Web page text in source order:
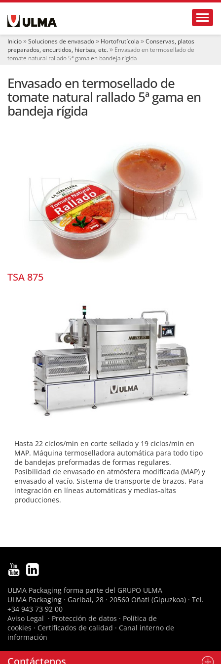
e Inicio Soluciones de envasado Hortofrutícola
Conservas, platos
preparados, encurtidos, hierbas, etc.
Envasado en termosellado de
tomate natural rallado 5ª gama en bandeja rígida
Envasado en termosellado de
tomate natural rallado 5ª gama en
bandeja rígida
TSA 875
Hasta 22 ciclos/min en corte sellado y 19 ciclos/min en
MAP. Máquina termoselladora automática para todo tipo
de bandejas preformadas de formas regulares.
Posibilidad de envasado en atmósfera modificada (MAP) y
envasado al vacío. Sistema de transporte de brazos. Para
integración en líneas automáticas y medias-altas
producciones.
Contáctenos
ULMA Packaging forma parte del GRUPO ULMA
ULMA Packaging · Garibai, 28 · 20560 Oñati (Gipuzkoa) · Tel.
+34 943 73 92 00
Aviso Legal · Protección de datos · Política de
cookies · Certificados de calidad · Canal interno de
información